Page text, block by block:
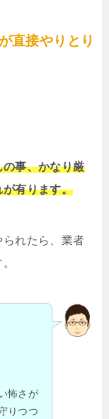
直接やりとり
事、かなり厳
有ります。
れたら、業者
怖さが
りつつ